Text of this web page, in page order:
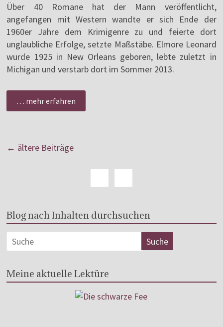
Über 40 Romane hat der Mann veröffentlicht,
angefangen mit Western wandte er sich Ende der
1960er Jahre dem Krimigenre zu und feierte dort
unglaubliche Erfolge, setzte Maßstäbe. Elmore Leonard
wurde 1925 in New Orleans geboren, lebte zuletzt in
Michigan und verstarb dort im Sommer 2013.
… mehr erfahren
← ältere Beiträge
Blog nach Inhalten durchsuchen
Meine aktuelle Lektüre